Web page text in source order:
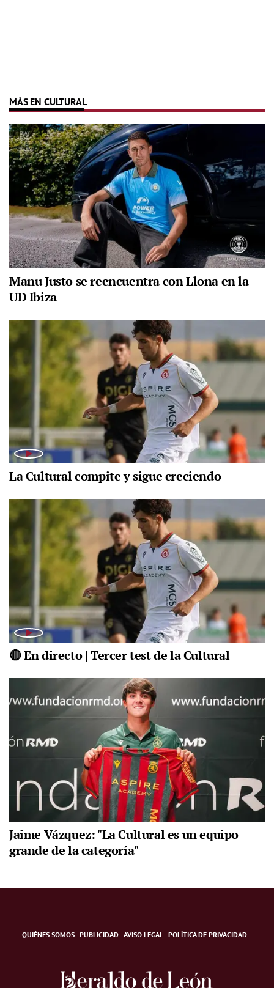
MÁS EN CULTURAL
Manu Justo se reencuentra con Llona en la
UD Ibiza
La Cultural compite y sigue creciendo
🔴 En directo | Tercer test de la Cultural
Jaime Vázquez: "La Cultural es un equipo
grande de la categoría"
QUIÉNES SOMOS PUBLICIDAD AVISO LEGAL POLÍTICA DE PRIVACIDAD